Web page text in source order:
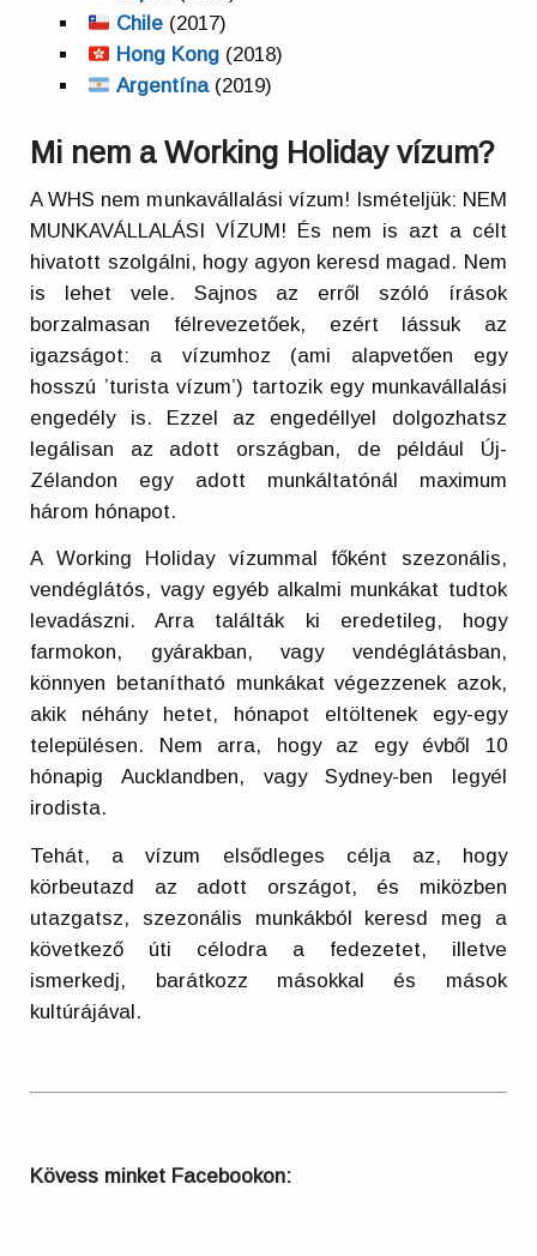
Chile (2017)
Hong Kong (2018)
Argentína(2019)
Mi nem a Working Holiday vízum?
A WHS nem munkavállalási vízum! Ismételjük: NEM
MUNKAVÁLLALÁSI VÍZUM! És nem is azt a célt
hivatott szolgálni, hogy agyon keresd magad. Nem
is lehet vele. Sajnos az erről szóló írások
borzalmasan félrevezetőek, ezért lássuk az
igazságot: a vízumhoz (ami alapvetően egy
hosszú ’turista vízum’) tartozik egy munkavállalási
engedély is. Ezzel az engedéllyel dolgozhatsz
legálisan az adott országban, de például Új-
Zélandon egy adott munkáltatónál maximum
három hónapot.
A Working Holiday vízummal főként szezonális,
vendéglátós, vagy egyéb alkalmi munkákat tudtok
levadászni. Arra találták ki eredetileg, hogy
farmokon, gyárakban, vagy vendéglátásban,
könnyen betanítható munkákat végezzenek azok,
akik néhány hetet, hónapot eltöltenek egy-egy
településen. Nem arra, hogy az egy évből 10
hónapig Aucklandben, vagy Sydney-ben legyél
irodista.
Tehát, a vízum elsődleges célja az, hogy
körbeutazd az adott országot, és miközben
utazgatsz, szezonális munkákból keresd meg a
következő úti célodra a fedezetet, illetve
ismerkedj, barátkozz másokkal és mások
kultúrájával.
Kövess minket Facebookon: